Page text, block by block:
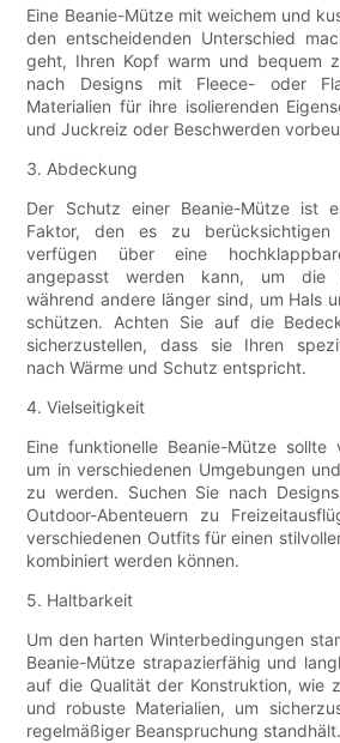
Eine Beanie-Mütze mit weichem und
den entscheidenden Unterschied
geht, Ihren Kopf warm und bequem
nach Designs mit Fleece- oder
Materialien für ihre isolierenden
und Juckreiz oder Beschwerden
3. Abdeckung
Der Schutz einer Beanie-Mütze ist
Faktor, den es zu berücksichtigen
verfügen über eine
angepasst werden kann, um die
während andere länger sind, um Hals
schützen. Achten Sie auf die
sicherzustellen, dass sie Ihren
nach Wärme und Schutz entspricht.
4. Vielseitigkeit
Eine funktionelle Beanie-Mütze sollte
um in verschiedenen Umgebungen
zu werden. Suchen Sie nach
Outdoor-Abenteuern zu
verschiedenen Outfits für einen
kombiniert werden können.
5. Haltbarkeit
Um den harten Winterbedingungen
Beanie-Mütze strapazierfähig und
auf die Qualität der Konstruktion, wie
und robuste Materialien, um
regelmäßiger Beanspruchung standhält.